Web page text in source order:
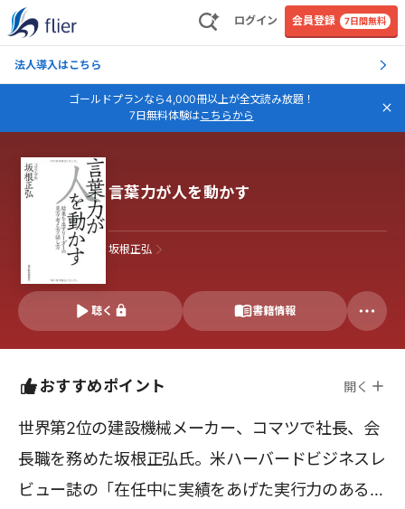
ログイン 会員登録 7日間無料
法人導入はこちら
ゴールドプランなら4,000冊以上が全文読み放題！
7日無料体験はこちらから
言葉力が人を動かす
坂根正弘
聴く 書籍情報
おすすめポイント 開く
世界第2位の建設機械メーカー、コマツで社長、会
長職を務めた坂根正弘氏。米ハーバードビジネスレ
ビュー誌の「在任中に実績をあげた実行力のある最